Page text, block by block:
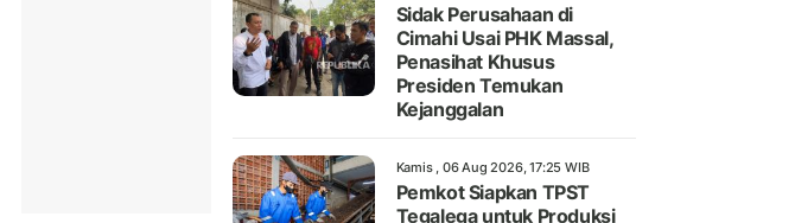
Sidak Perusahaan di
Cimahi Usai PHK Massal,
Penasihat Khusus
Presiden Temukan
Kejanggalan
Kamis , 06 Aug 2026, 17:25 WIB
Pemkot Siapkan TPST
Tegalega untuk Produksi